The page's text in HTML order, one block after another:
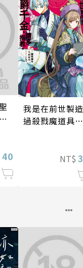
40
我是在前世製造
過殺戮魔道具的
NT$